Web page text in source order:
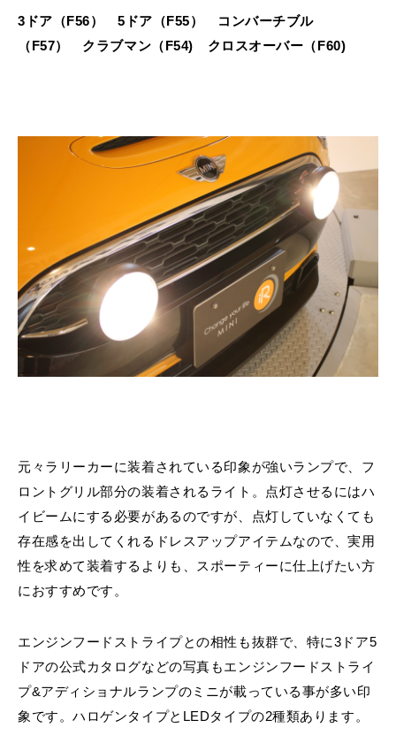
3ドア（F56） 5ドア（F55） コンバーチブル
（F57） クラブマン（F54) クロスオーバー（F60)
元々ラリーカーに装着されている印象が強いランプで、フ
ロントグリル部分の装着されるライト。点灯させるにはハ
イビームにする必要があるのですが、点灯していなくても
存在感を出してくれるドレスアップアイテムなので、実用
性を求めて装着するよりも、スポーティーに仕上げたい方
におすすめです。
エンジンフードストライプとの相性も抜群で、特に3ドア5
ドアの公式カタログなどの写真もエンジンフードストライ
プ&アディショナルランプのミニが載っている事が多い印
象です。ハロゲンタイプとLEDタイプの2種類あります。